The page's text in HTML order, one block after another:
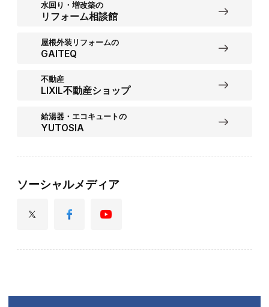
水回り・増改築の
リフォーム相談館
屋根外装リフォームの
GAITEQ
不動産
LIXIL不動産ショップ
給湯器・エコキュートの
YUTOSIA
ソーシャルメディア